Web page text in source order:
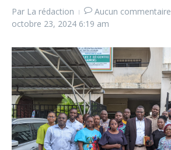
Par La rédaction
Aucun commentaire
octobre 23, 2024 6:19 am